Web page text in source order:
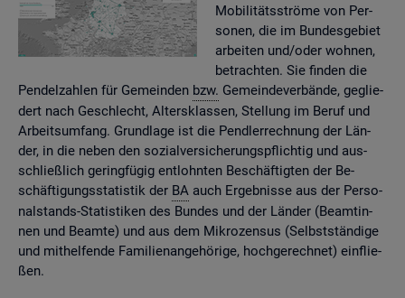
Mo­bi­li­täts­strö­me von Per­
so­nen, die im Bun­des­ge­biet
ar­bei­ten und/oder woh­nen,
be­trach­ten. Sie fin­den die
Pen­del­zah­len für Ge­mein­den bzw. Ge­mein­de­ver­bän­de, ge­glie­
dert nach Ge­schlecht, Al­ters­klas­sen, Stel­lung im Beruf und
Ar­beits­um­fang. Grund­la­ge ist die Pend­ler­rech­nung der Län­
der, in die neben den so­zi­al­ver­si­che­rungs­pflich­tig und aus­
schlie­ß­lich ge­ring­fü­gig ent­lohn­ten Be­schäf­tig­ten der Be­
schäf­ti­gungs­sta­tis­tik der BA auch Er­geb­nis­se aus der Per­so­
nal­stands-Sta­tis­ti­ken des Bun­des und der Län­der (Be­am­tin­
nen und Be­am­te) und aus dem Mi­kro­zen­sus (Selbst­stän­di­ge
und mit­hel­fen­de Fa­mi­li­en­an­ge­hö­ri­ge, hoch­ge­rech­net) ein­flie­
ßen.